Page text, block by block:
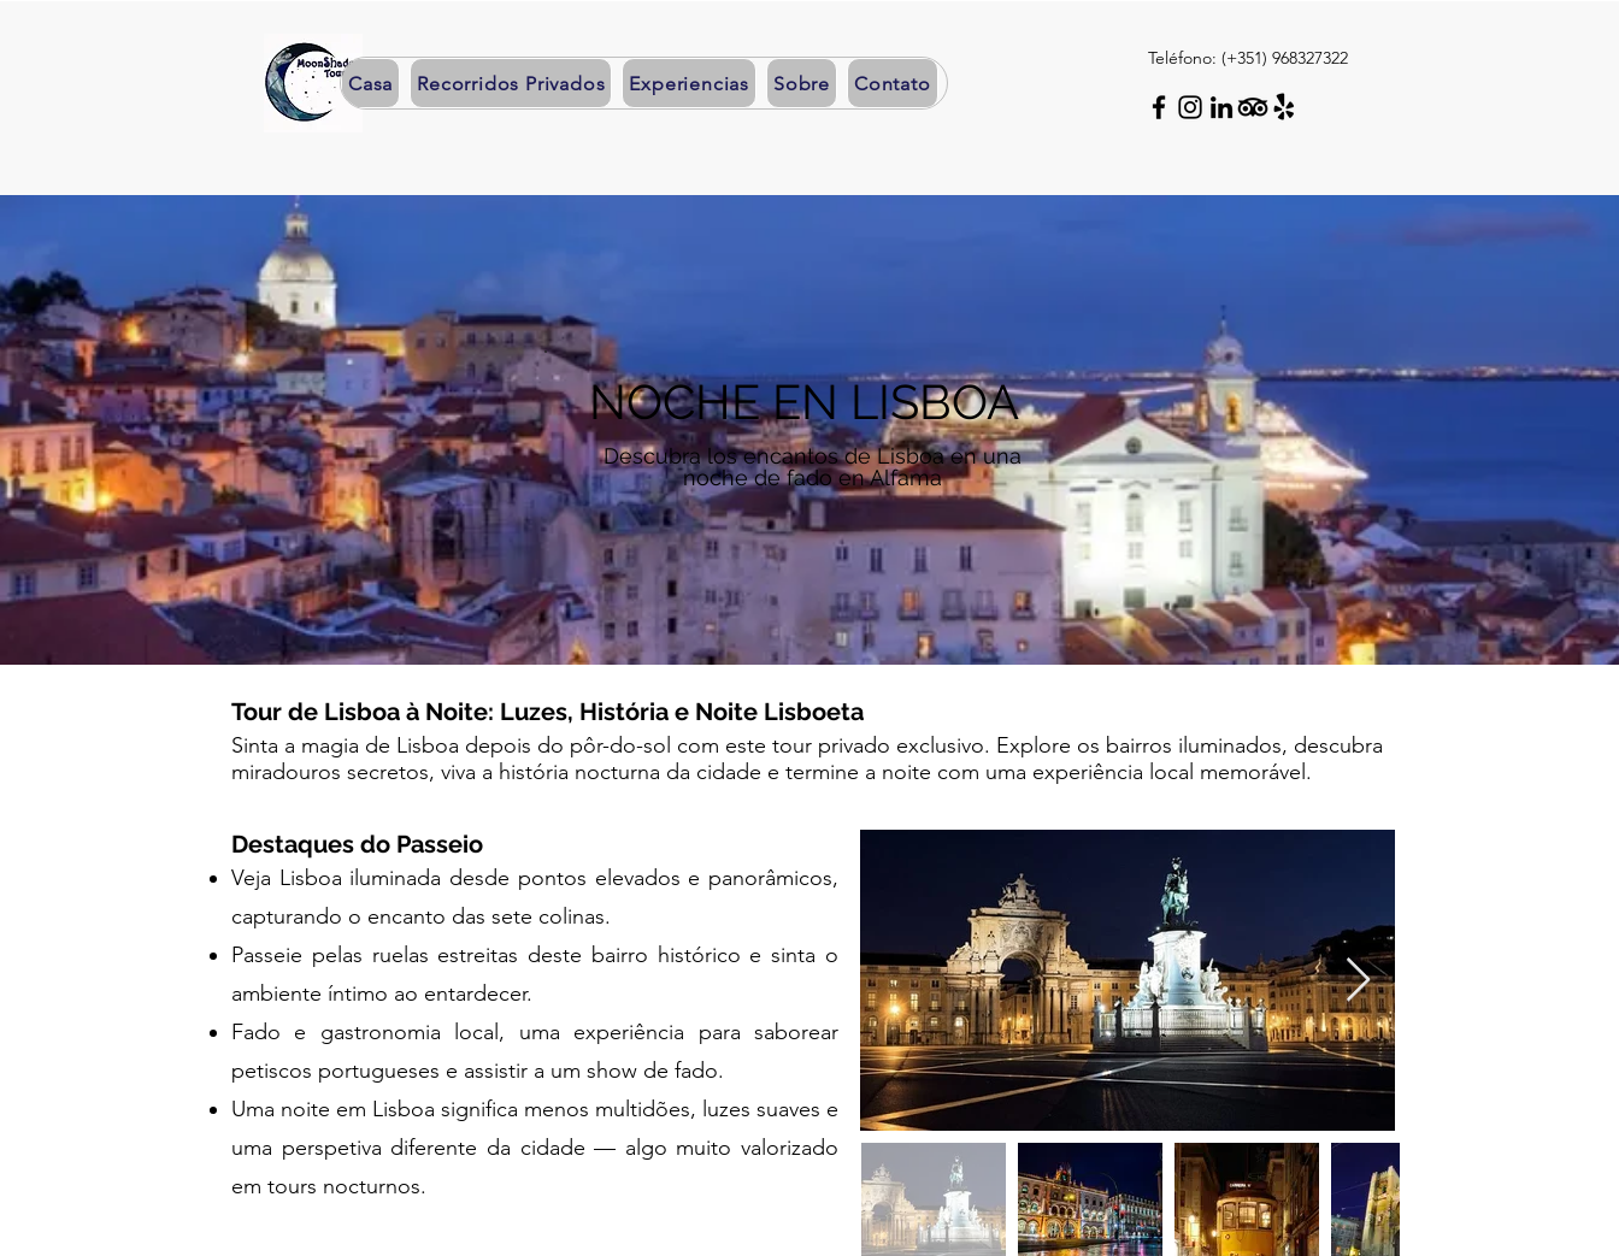
Casa Recorridos Privados Experiencias Sobre Contato
Teléfono: (+351) 968327322
NOCHE EN LISBOA
Descubra los encantos de Lisboa en una
noche de fado en Alfama
Tour de Lisboa à Noite: Luzes, História e Noite Lisboeta
Sinta a magia de Lisboa depois do pôr-do-sol com este tour privado exclusivo. Explore os bairros iluminados, descubra
miradouros secretos, viva a história nocturna da cidade e termine a noite com uma experiência local memorável.
Destaques do Passeio
Veja Lisboa iluminada desde pontos elevados e panorâmicos,
capturando o encanto das sete colinas.
Passeie pelas ruelas estreitas deste bairro histórico e sinta o
ambiente íntimo ao entardecer.
Fado e gastronomia local, uma experiência para saborear
petiscos portugueses e assistir a um show de fado.
Uma noite em Lisboa significa menos multidões, luzes suaves e
uma perspetiva diferente da cidade — algo muito valorizado
em tours nocturnos.